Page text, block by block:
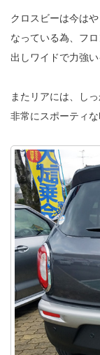
クロスビーは今は
なっている為、フ
出しワイドで力強
またリアには、し
非常にスポーティな